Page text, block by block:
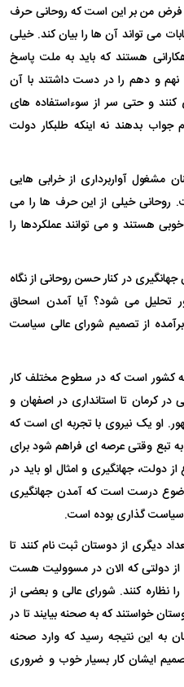
فرض من بر این است که روحانی حرف
می تواند آن ها را بیان کند. خیلی
هستند که باید به ملت پاسخ
دولت های نهم و دهم را در دست داشتند با آن
کنند و حتی سر از سوء‌استفاده های
جواب بدهند نه اینکه طلبکار دولت
مشغول آواربرداری از خرابی هایی
خیلی از این حرف ها را می
هستند و می توانند عملکردها را
در کنار حسن روحانی از نگاه
تحلیل می شود؟ آیا آمدن اسحاق
از تصمیم شورای عالی سیاست
کشور است که در سطوح مختلف کار
کرمان تا استانداری در اصفهان و
او یک نیروی با تجربه ای است که
تبع وقتی عرصه ای فراهم شود برای
دولت، جهانگیری و امثال او باید در
درست است که آمدن جهانگیری
سیاست گذاری بوده است.
دیگری از دوستان ثبت نام کنند تا
از دولتی که الان در مسوولیت هست
نظاره کنند. شورای عالی و بعضی از
خواستند که به صحنه بیایند تا در
به این نتیجه رسید که وارد صحنه
ایشان کار بسیار خوب و ضروری